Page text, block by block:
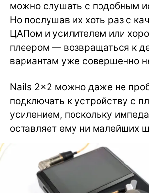
можно слушать с подобным
Но послушав их хоть раз с
ЦАПом и усилителем или
плеером — возвращаться к
вариантам уже совершенно
Nails 2×2 можно даже не
подключать к устройству с
усилением, поскольку
оставляет ему ни малейших